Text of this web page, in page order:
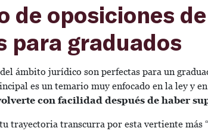
de oposiciones
para graduados
ámbito jurídico son perfectas para un
es un temario muy enfocado en la ley y
con facilidad después de haber
trayectoria transcurra por esta vertiente más